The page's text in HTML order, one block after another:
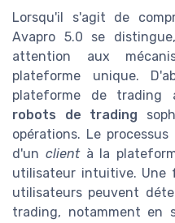
Lorsqu'il s'agit de
Avapro 5.0 se
attention aux
plateforme unique.
plateforme de trading
robots de trading
opérations. Le
d'un clientà la
utilisateur intuitive. Une
utilisateurs peuvent
trading, notamment en